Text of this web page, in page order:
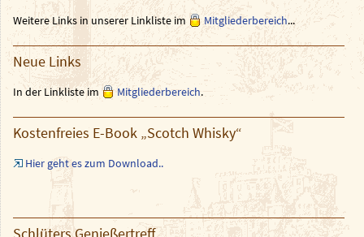
Weitere Links in unserer Linkliste im
Mitgliederbereich...
Neue Links
In der Linkliste im Mitgliederbereich.
Kostenfreies E-Book „Scotch Whisky“
Hier geht es zum Download..